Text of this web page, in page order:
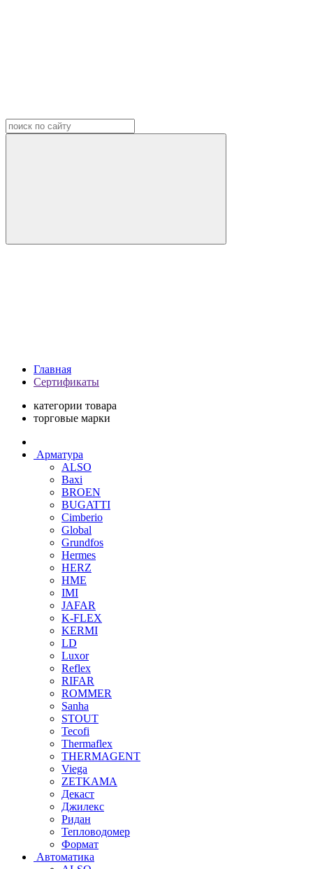
Главная
Сертификаты
категории товара
торговые марки
Арматура
ALSO
Baxi
BROEN
BUGATTI
Cimberio
Global
Grundfos
Hermes
HERZ
HME
IMI
JAFAR
K-FLEX
KERMI
LD
Luxor
Reflex
RIFAR
ROMMER
Sanha
STOUT
Tecofi
Thermaflex
THERMAGENT
Viega
ZETKAMA
Декаст
Джилекс
Ридан
Тепловодомер
Формат
Автоматика